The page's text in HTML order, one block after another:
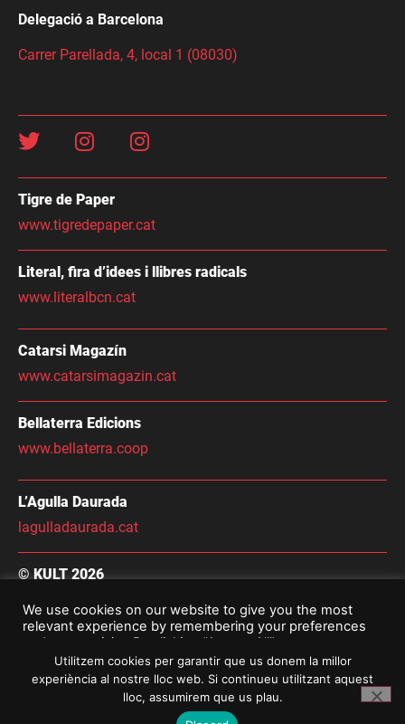
Delegació a Barcelona
Carrer Parellada, 4, local 1 (08030)
Tigre de Paper
www.tigredepaper.cat
Literal, fira d’idees i llibres radicals
www.literalbcn.cat
Catarsi Magazín
www.catarsimagazin.cat
Bellaterra Edicions
www.bellaterra.coop
L’Agulla Daurada
lagulladaurada.cat
© KULT 2026
Condicions Generals de Contractació
Avís Legal i Política De Privacitat
We use cookies on our website to give you the most
relevant experience by remembering your preferences
and repeat visits. By clicking “Accept All”, you consent to
the use of ALL the cookies. However, you may visit
"Cookie Settings" to provide a controlled consent.
Accepta totes
Utilitzem cookies per garantir que us donem la millor
experiència al nostre lloc web. Si continueu utilitzant aquest
lloc, assumirem que us plau.